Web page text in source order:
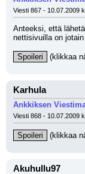
Viesti 867 - 10.07.2009
Anteeksi, että
nettisivuilla on
Spoileri (klikkaa
Karhula
Ankkiksen
Viesti 868 - 10.07.2009
Spoileri (klikkaa
Akuhullu97